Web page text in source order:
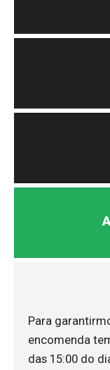
Para
encomenda
das 15:00 do